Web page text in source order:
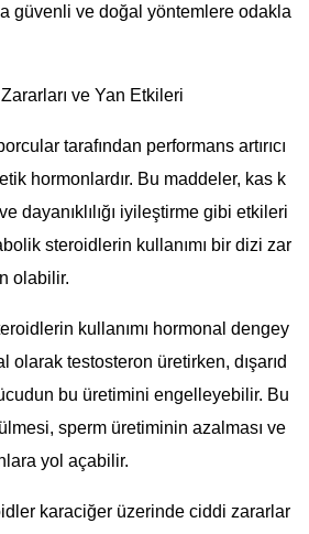
güvenli ve doğal yöntemlere odakla
ve Yan Etkileri
tarafından performans artırıcı
hormonlardır. Bu maddeler, kas k
dayanıklılığı iyileştirme gibi etkileri
steroidlerin kullanımı bir dizi zar
olabilir.
kullanımı hormonal dengey
olarak testosteron üretirken, dışarıd
bu üretimini engelleyebilir. Bu
sperm üretiminin azalması ve
yol açabilir.
karaciğer üzerinde ciddi zararlar